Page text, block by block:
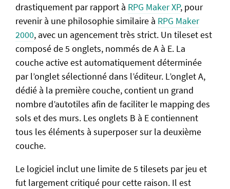
drastiquement par rapport à RPG Maker XP, pour
revenir à une philosophie similaire à RPG Maker
2000, avec un agencement très strict. Un tileset est
composé de 5 onglets, nommés de A à E. La
couche active est automatiquement déterminée
par l’onglet sélectionné dans l’éditeur. L’onglet A,
dédié à la première couche, contient un grand
nombre d’autotiles afin de faciliter le mapping des
sols et des murs. Les onglets B à E contiennent
tous les éléments à superposer sur la deuxième
couche.
Le logiciel inclut une limite de 5 tilesets par jeu et
fut largement critiqué pour cette raison. Il est